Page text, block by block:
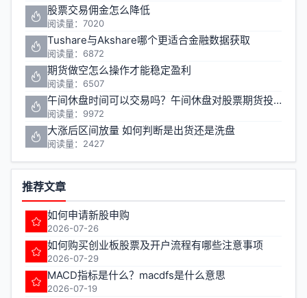
股票交易佣金怎么降低
阅读量：7020
Tushare与Akshare哪个更适合金融数据获取
阅读量：6872
期货做空怎么操作才能稳定盈利
阅读量：6507
午间休盘时间可以交易吗？午间休盘对股票期货投资有什么影响
阅读量：9972
大涨后区间放量 如何判断是出货还是洗盘
阅读量：2427
推荐文章
如何申请新股申购
2026-07-26
如何购买创业板股票及开户流程有哪些注意事项
2026-07-29
MACD指标是什么？macdfs是什么意思
2026-07-19